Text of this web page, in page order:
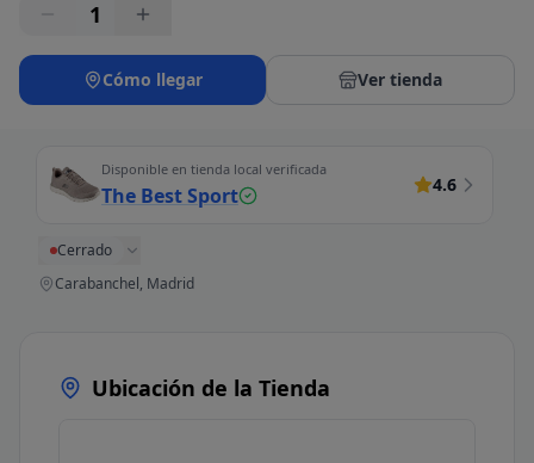
1
Cómo llegar Ver tienda
Disponible en tienda local verificada
The Best Sport 4.6
Cerrado
Carabanchel, Madrid
Ubicación de la Tienda